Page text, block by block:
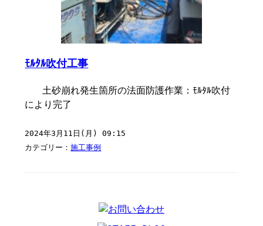
ﾓﾙﾀﾙ吹付工事
土砂崩れ発生箇所の法面防護作業：ﾓﾙﾀﾙ吹付
により完了
2024年3月11日(月) 09:15
カテゴリー：施工事例